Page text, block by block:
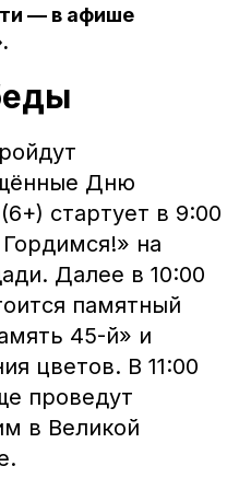
— в афише
Дню
стартует в 9:00
на
Далее в 10:00
памятный
45-й» и
цветов. В 11:00
проведут
в Великой